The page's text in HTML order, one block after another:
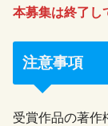
本募集は終了し
注意事項
受賞作品の著作